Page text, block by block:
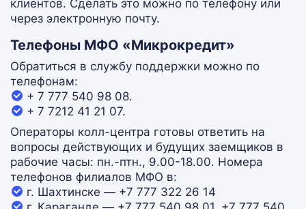
клиентов. Сделать это можно по телефону или
через электронную почту.
Телефоны МФО «Микрокредит»
Обратиться в службу поддержки можно по
телефонам:
+ 7 777 540 98 08.
+ 7 7212 41 21 07.
Операторы колл-центра готовы ответить на
вопросы действующих и будущих заемщиков в
рабочие часы: пн.-птн., 9.00-18.00. Номера
телефонов филиалов МФО в:
г. Шахтинске — +7 777 322 26 14